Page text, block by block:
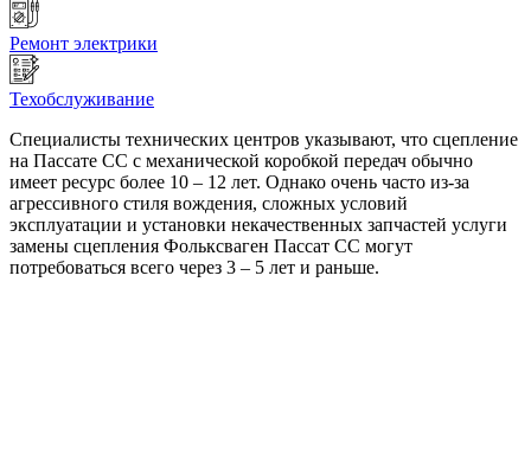
Ремонт электрики
Техобслуживание
Специалисты технических центров указывают, что сцепление
на Пассате СС с механической коробкой передач обычно
имеет ресурс более 10 – 12 лет. Однако очень часто из-за
агрессивного стиля вождения, сложных условий
эксплуатации и установки некачественных запчастей услуги
замены сцепления Фольксваген Пассат СС могут
потребоваться всего через 3 – 5 лет и раньше.